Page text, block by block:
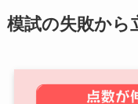
模試の失敗から